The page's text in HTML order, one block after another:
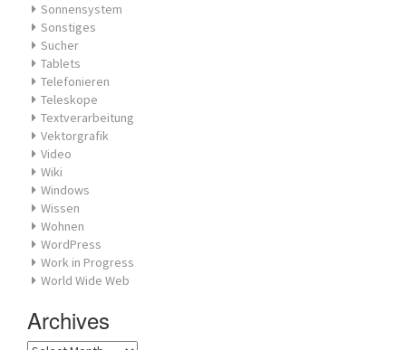
Sonnensystem
Sonstiges
Sucher
Tablets
Telefonieren
Teleskope
Textverarbeitung
Vektorgrafik
Video
Wiki
Windows
Wissen
Wohnen
WordPress
Work in Progress
World Wide Web
Archives